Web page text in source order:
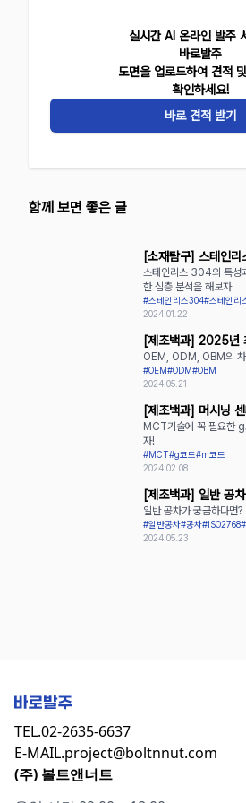
실시간 AI 온라인 발주
바로발주
도면을 업로드하여 견적
확인하세요!
바로 견적 받기
함께 보면 좋은 글
[소재탐구] 스테인
보자
스테인리스 304의 특성
한 심층 분석을 해보자
#스테인리스304#스테인리
2024.01.22
[제조백과] 2025년
OBM의 장단점 완벽
OEM, ODM, OBM의 차
#OEM#ODM#OBM
2024.05.21
[제조백과] 머시닝
활용
MCT기술에 꼭 필요한
자!
#MCT#g코드#m코드
2024.02.08
[제조백과] 일반 공
2768과 KS B ISO
일반 공차가 궁금하다면?
#일반공차#공차#ISO2768
2024.05.23
TEL.02-2635-6637
E-MAIL.project@boltnnut.com
(주) 볼트앤너트